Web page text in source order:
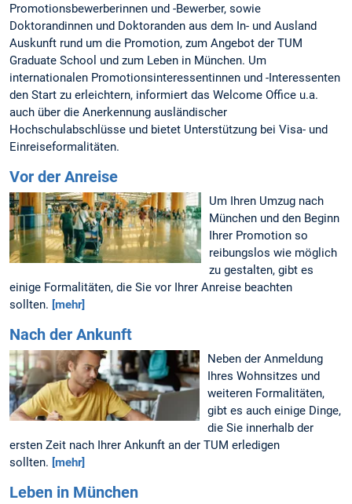
Promotionsbewerberinnen und -Bewerber, sowie
Doktorandinnen und Doktoranden aus dem In- und Ausland
Auskunft rund um die Promotion, zum Angebot der TUM
Graduate School und zum Leben in München. Um
internationalen Promotionsinteressentinnen und -Interessenten
den Start zu erleichtern, informiert das Welcome Office u.a.
auch über die Anerkennung ausländischer
Hochschulabschlüsse und bietet Unterstützung bei Visa- und
Einreiseformalitäten.
Vor der Anreise
Um Ihren Umzug nach
München und den Beginn
Ihrer Promotion so
reibungslos wie möglich
zu gestalten, gibt es
einige Formalitäten, die Sie vor Ihrer Anreise beachten
sollten. [mehr]
Nach der Ankunft
Neben der Anmeldung
Ihres Wohnsitzes und
weiteren Formalitäten,
gibt es auch einige Dinge,
die Sie innerhalb der
ersten Zeit nach Ihrer Ankunft an der TUM erledigen
sollten. [mehr]
Leben in München